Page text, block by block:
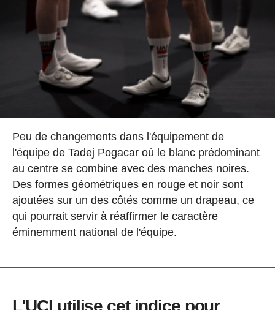
Peu de changements dans l'équipement de
l'équipe de Tadej Pogacar où le blanc prédominant
au centre se combine avec des manches noires.
Des formes géométriques en rouge et noir sont
ajoutées sur un des côtés comme un drapeau, ce
qui pourrait servir à réaffirmer le caractère
éminemment national de l'équipe.
L'UCI utilise cet indice pour